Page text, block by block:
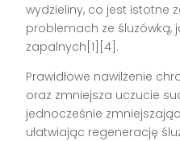
wydzieliny, co jest istotne
problemach ze śluzówką,
zapalnych[1][4].
Prawidłowe nawilżenie
oraz zmniejsza uczucie
jednocześnie
ułatwiając regenerację